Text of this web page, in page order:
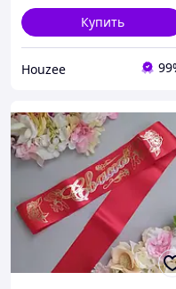
Купить
Houzee